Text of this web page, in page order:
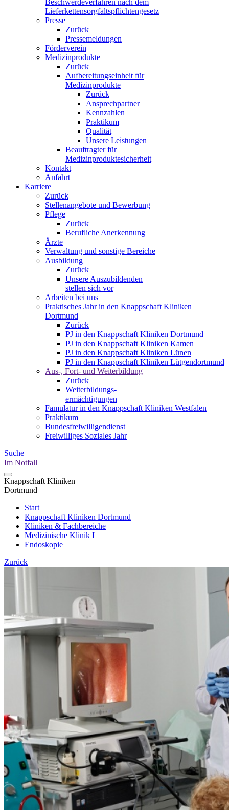
Beschwerdeverfahren nach dem
Lieferkettensorgfaltspflichtengesetz
Presse
Zurück
Pressemeldungen
Förderverein
Medizinprodukte
Zurück
Aufbereitungseinheit für
Medizinprodukte
Zurück
Ansprechpartner
Kennzahlen
Praktikum
Qualität
Unsere Leistungen
Beauftragter für
Medizinproduktesicherheit
Kontakt
Anfahrt
Karriere
Zurück
Stellenangebote und Bewerbung
Pflege
Zurück
Berufliche Anerkennung
Ärzte
Verwaltung und sonstige Bereiche
Ausbildung
Zurück
Unsere Auszubildenden
stellen sich vor
Arbeiten bei uns
Praktisches Jahr in den Knappschaft Kliniken
Dortmund
Zurück
PJ in den Knappschaft Kliniken Dortmund
PJ in den Knappschaft Kliniken Kamen
PJ in den Knappschaft Kliniken Lünen
PJ in den Knappschaft Kliniken Lütgendortmund
Aus-, Fort- und Weiterbildung
Zurück
Weiterbildungs-
ermächtigungen
Famulatur in den Knappschaft Kliniken Westfalen
Praktikum
Bundesfreiwilligendienst
Freiwilliges Soziales Jahr
Suche
Im Notfall
Knappschaft Kliniken
Dortmund
Start
Knappschaft Kliniken Dortmund
Kliniken & Fachbereiche
Medizinische Klinik I
Endoskopie
Zurück